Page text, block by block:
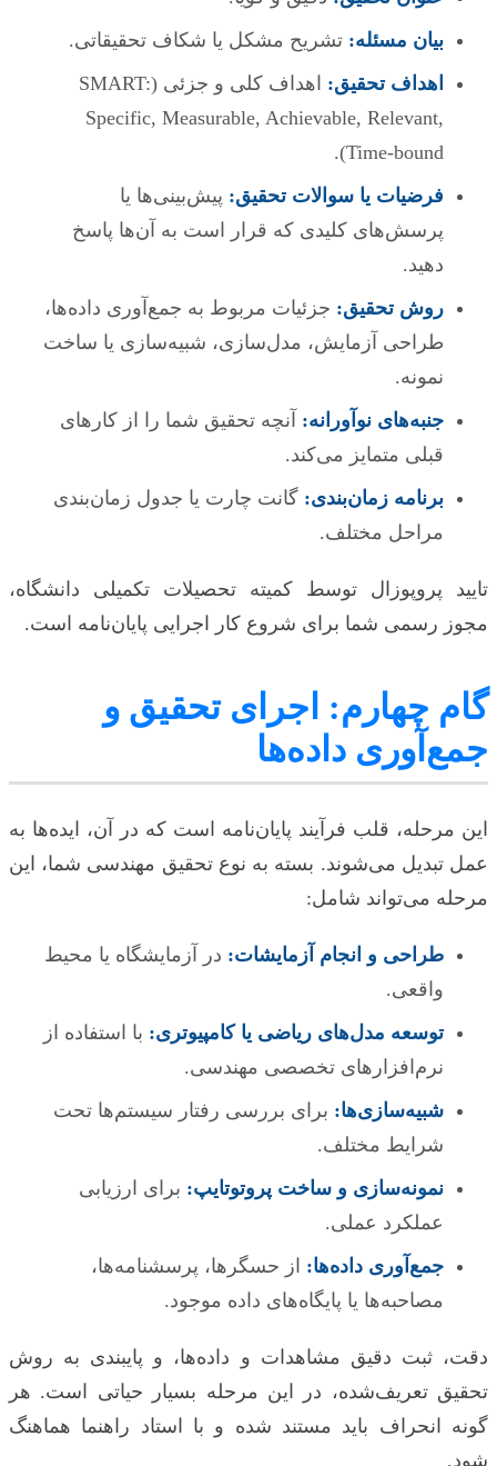
بیان مسئله: تشریح مشکل یا شکاف تحقیقاتی.
اهداف تحقیق:
اهداف کلی و جزئی (SMART:
Specific, Measurable, Achievable, Relevant,
Time-bound).
فرضیات یا سوالات تحقیق: پیش‌بینی‌ها یا
پرسش‌های کلیدی که قرار است به آن‌ها پاسخ
دهید.
روش تحقیق: جزئیات مربوط به جمع‌آوری داده‌ها،
طراحی آزمایش، مدل‌سازی، شبیه‌سازی یا ساخت
نمونه.
جنبه‌های نوآورانه: آنچه تحقیق شما را از کارهای
قبلی متمایز می‌کند.
برنامه زمان‌بندی: گانت چارت یا جدول زمان‌بندی
مراحل مختلف.
تایید پروپوزال توسط کمیته تحصیلات تکمیلی دانشگاه،
مجوز رسمی شما برای شروع کار اجرایی پایان‌نامه است.
گام چهارم: اجرای تحقیق و
جمع‌آوری داده‌ها
این مرحله، قلب فرآیند پایان‌نامه است که در آن، ایده‌ها به
عمل تبدیل می‌شوند. بسته به نوع تحقیق مهندسی شما، این
مرحله می‌تواند شامل:
طراحی و انجام آزمایشات: در آزمایشگاه یا محیط
واقعی.
توسعه مدل‌های ریاضی یا کامپیوتری: با استفاده از
نرم‌افزارهای تخصصی مهندسی.
شبیه‌سازی‌ها: برای بررسی رفتار سیستم‌ها تحت
شرایط مختلف.
نمونه‌سازی و ساخت پروتوتایپ: برای ارزیابی
عملکرد عملی.
جمع‌آوری داده‌ها: از حسگرها، پرسشنامه‌ها،
مصاحبه‌ها یا پایگاه‌های داده موجود.
دقت، ثبت دقیق مشاهدات و داده‌ها، و پایبندی به روش
تحقیق تعریف‌شده، در این مرحله بسیار حیاتی است. هر
گونه انحراف باید مستند شده و با استاد راهنما هماهنگ
شود.